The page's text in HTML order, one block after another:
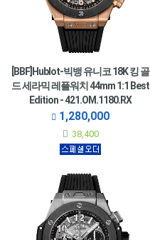
[BBF]Hublot-빅뱅 유니코 18K 킹 골
드 세라믹 레플워치 44mm 1:1 Best
Edition - 421.OM.1180.RX
1,280,000
38,400